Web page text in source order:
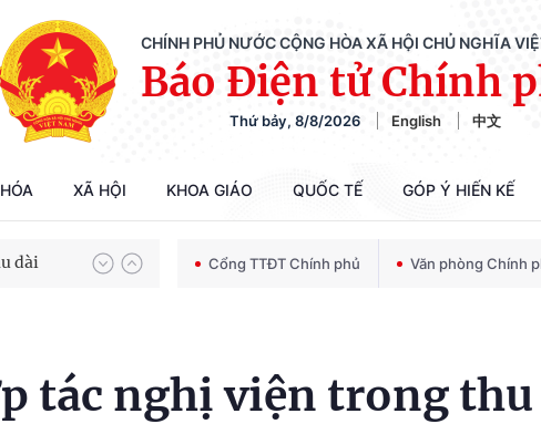
CHÍNH PHỦ NƯỚC CỘNG HÒA XÃ HỘI CHỦ NGHĨA
Báo Điện tử Chính
Thứ bảy, 8/8/2026 English 中文
XÃ HỘI KHOA GIÁO QUỐC TẾ GÓP Ý HIẾN KẾ
Chiến dịch 500 ngày đêm tìm kiếm, quy tập và xác định danh tính hài cốt liệt sĩ
Bảo vệ nền tảng tư tưởng của Đảng trong kỷ nguyên phát triển mới
dài Cổng TTĐT Chính phủ Văn phòng Chính
tác nghị viện trong thu